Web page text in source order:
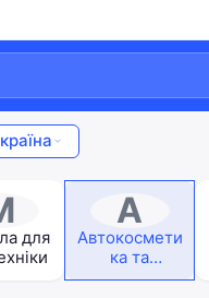
для
А
Автокосмети
ка та
автохімія